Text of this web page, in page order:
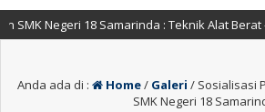
Negeri 18 Samarinda : Teknik Alat Berat –
Anda ada di : Home/ Galeri / Sosialisasi
SMK Negeri 18